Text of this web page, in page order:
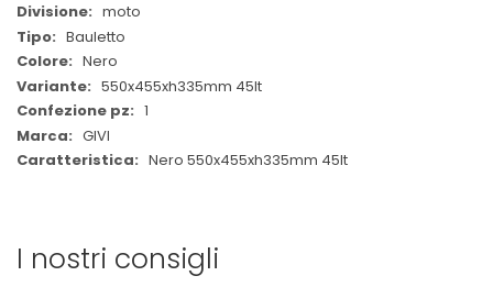
moto
Bauletto
Nero
550x455xh335mm 45lt
1
GIVI
Nero 550x455xh335mm 45lt
I nostri consigli